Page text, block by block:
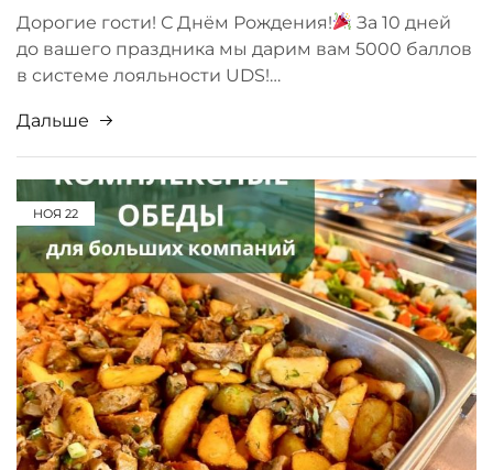
Дорогие гости! С Днём Рождения!
За 10 дней
до вашего праздника мы дарим вам 5000 баллов
в системе лояльности UDS!…
Дальше
НОЯ 22